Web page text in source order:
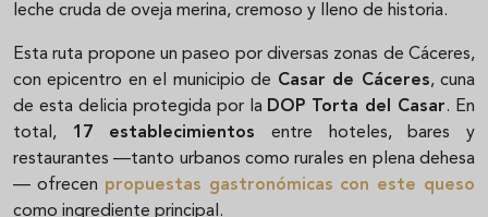
leche cruda de oveja merina, cremoso y lleno de historia.
Esta ruta propone un paseo por diversas zonas de Cáceres,
con epicentro en el municipio de Casar de Cáceres, cuna
de esta delicia protegida por la DOP Torta del Casar. En
total, 17 establecimientos entre hoteles, bares y
restaurantes —tanto urbanos como rurales en plena dehesa
— ofrecen propuestas gastronómicas con este queso
como ingrediente principal.